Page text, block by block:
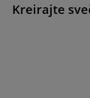
Kreirajte